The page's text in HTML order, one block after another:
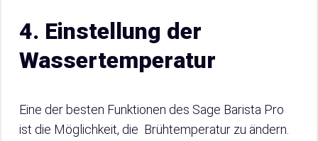
4. Einstellung der
Wassertemperatur
Eine der besten Funktionen des Sage Barista Pro
ist die Möglichkeit, die Brühtemperatur zu ändern.